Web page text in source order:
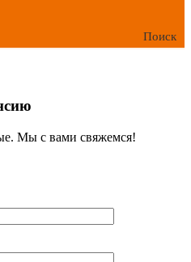
Поиск
Мы с вами свяжемся!